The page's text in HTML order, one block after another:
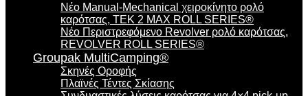
Νέο Manual-Mechanical χειροκίνητο ρολό
καρότσας, TEK 2 MAX ROLL SERIES®
Νέο Περιστρεφόμενο Revolver ρολό καρότσας,
REVOLVER ROLL SERIES®
Groupak MultiCamping®
Σκηνές Οροφής
Πλαϊνές Τέντες Σκίασης